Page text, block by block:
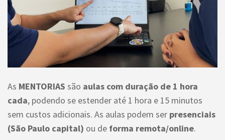
As MENTORIAS são aulas com duração de 1 hora
cada, podendo se estender até 1 hora e 15 minutos
sem custos adicionais. As aulas podem ser presenciais
(São Paulo capital) ou de forma remota/online.